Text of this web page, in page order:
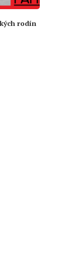
rodín